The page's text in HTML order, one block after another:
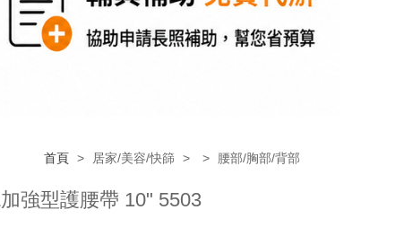
首頁 > 居家/美容/快篩 > > 腰部/胸部/背部
強型護腰帶 10" 5503